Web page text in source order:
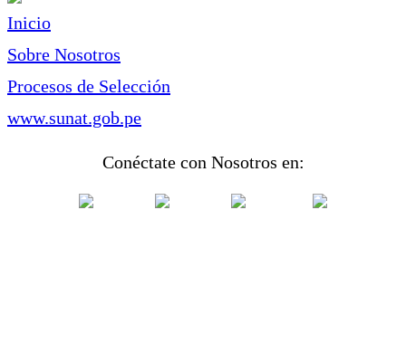
Inicio
Sobre Nosotros
Procesos de Selección
www.sunat.gob.pe
Conéctate con Nosotros en: